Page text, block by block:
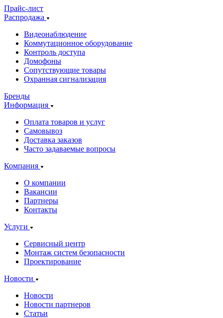
Прайс-лист
Распродажа
Видеонаблюдение
Коммутационное оборудование
Контроль доступа
Домофоны
Сопутствующие товары
Охранная сигнализация
Бренды
Информация
Оплата товаров и услуг
Самовывоз
Доставка заказов
Часто задаваемые вопросы
Компания
О компании
Вакансии
Партнеры
Контакты
Услуги
Сервисный центр
Монтаж систем безопасности
Проектирование
Новости
Новости
Новости партнеров
Статьи